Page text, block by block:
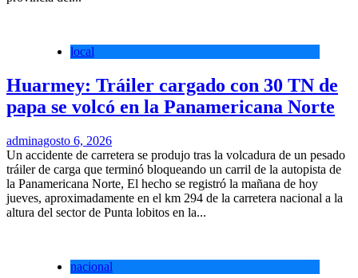
local
Huarmey: Tráiler cargado con 30 TN de
papa se volcó en la Panamericana Norte
adminagosto 6, 2026
Un accidente de carretera se produjo tras la volcadura de un pesado
tráiler de carga que terminó bloqueando un carril de la autopista de
la Panamericana Norte, El hecho se registró la mañana de hoy
jueves, aproximadamente en el km 294 de la carretera nacional a la
altura del sector de Punta lobitos en la...
nacional